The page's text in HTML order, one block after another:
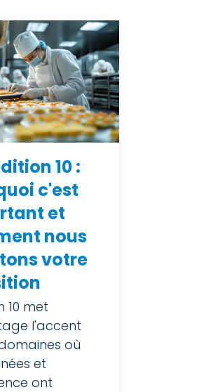
10 :
c'est
et
nous
votre
10 met
l'accent
où
et
ont